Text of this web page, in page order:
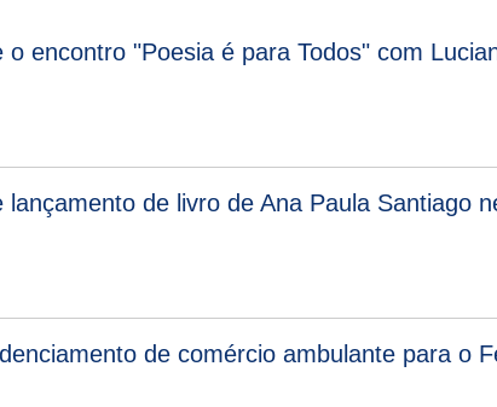
encontro "Poesia é para Todos" com
de livro de Ana Paula Santiago
de comércio ambulante para o